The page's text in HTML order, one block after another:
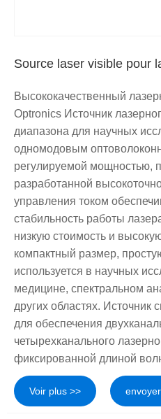
Source laser visible pour
Высококачественный
Optronics Источник
диапазона для научных
одномодовым
регулируемой мощностью,
разработанной
управления током
стабильность работы
низкую стоимость и
компактный размер,
используется в научных
медицине, спектральном
других областях. Источник
для обеспечения
четырехканального
фиксированной длиной
Voir plus >>